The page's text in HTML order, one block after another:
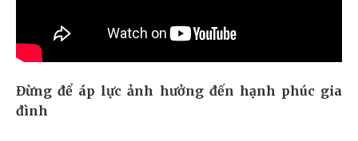
Đừng để áp lực ảnh hưởng đến hạnh phúc gia
đình